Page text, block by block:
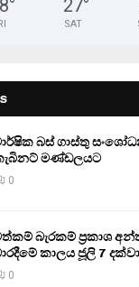
° 27°
SAT
බස් ගාස්තු
මණ්ඩලයට
0
බැරකම් ප්‍රකාශ
කාලය ජූලි 7
0